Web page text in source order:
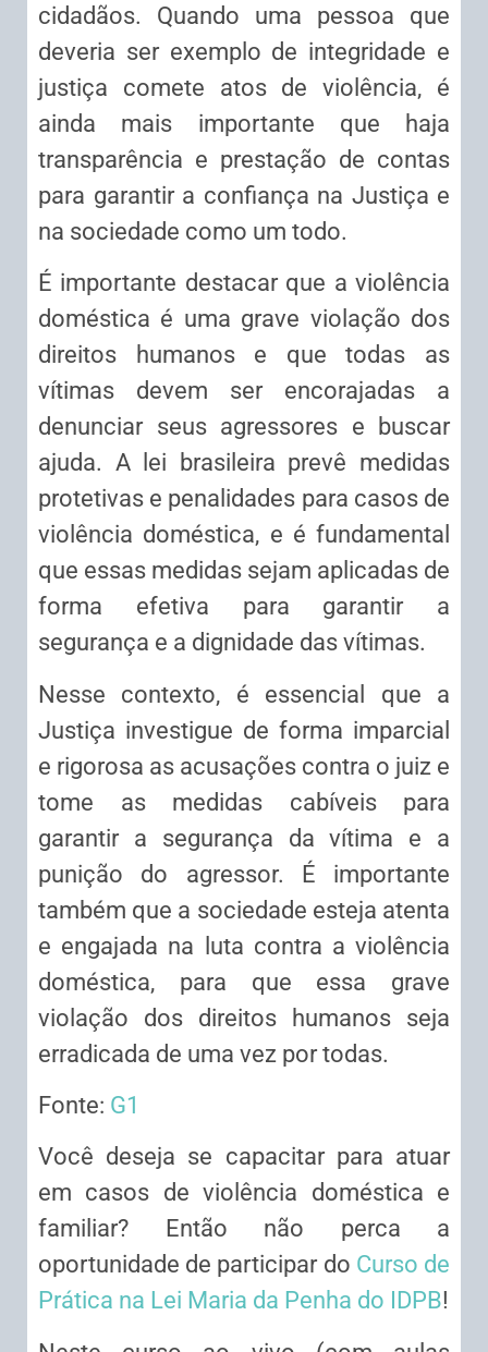
cidadãos. Quando uma pessoa que
deveria ser exemplo de integridade e
justiça comete atos de violência, é
ainda mais importante que haja
transparência e prestação de contas
para garantir a confiança na Justiça e
na sociedade como um todo.
É importante destacar que a violência
doméstica é uma grave violação dos
direitos humanos e que todas as
vítimas devem ser encorajadas a
denunciar seus agressores e buscar
ajuda. A lei brasileira prevê medidas
protetivas e penalidades para casos de
violência doméstica, e é fundamental
que essas medidas sejam aplicadas de
forma efetiva para garantir a
segurança e a dignidade das vítimas.
Nesse contexto, é essencial que a
Justiça investigue de forma imparcial
e rigorosa as acusações contra o juiz e
tome as medidas cabíveis para
garantir a segurança da vítima e a
punição do agressor. É importante
também que a sociedade esteja atenta
e engajada na luta contra a violência
doméstica, para que essa grave
violação dos direitos humanos seja
erradicada de uma vez por todas.
Fonte: G1
Você deseja se capacitar para atuar
em casos de violência doméstica e
familiar? Então não perca a
oportunidade de participar do Curso de
Prática na Lei Maria da Penha do IDPB!